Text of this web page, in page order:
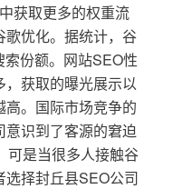
获取更多的权重流
歌优化。据统计，谷
份额。网站SEO性
获取的曝光展示以
。国际市场竞争的
意识到了客源的窘迫
可是当很多人接触谷
择封丘县SEO公司